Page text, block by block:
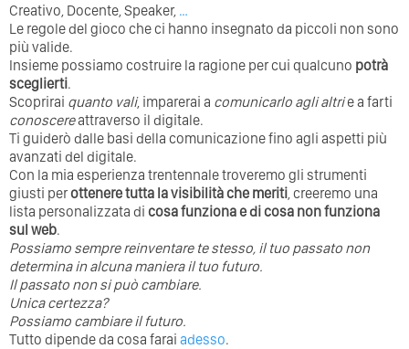
Creativo, Docente, Speaker, …
Le regole del gioco che ci hanno insegnato da piccoli non sono
più valide.
Insieme possiamo costruire la ragione per cui qualcuno potrà
sceglierti.
Scoprirai quanto vali, imparerai a comunicarlo agli altrie a farti
conoscereattraverso il digitale.
Ti guiderò dalle basi della comunicazione fino agli aspetti più
avanzati del digitale.
Con la mia esperienza trentennale troveremo gli strumenti
giusti perottenere tutta la visibilità che meriti, creeremo una
lista personalizzata di cosa funziona e di cosa non funziona
sul web.
Possiamo sempre reinventare te stesso, il tuo passato non
determina in alcuna maniera il tuo futuro. ⁣
⁣Il passato non si può cambiare.
Unica certezza?
Possiamo cambiare il futuro.
Tutto dipende da cosa farai adesso.